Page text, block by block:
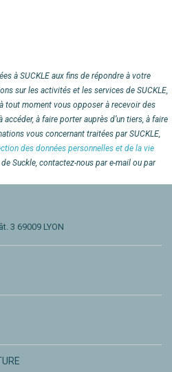
à SUCKLE aux fins de répondre à votre
sur les activités et les services de SUCKLE,
tout moment vous opposer à recevoir des
à faire porter auprès d’un tiers, à faire
vous concernant traitées par SUCKLE,
des données personnelles et de la vie
Suckle, contactez-nous par e-mail ou par
3 69009 LYON